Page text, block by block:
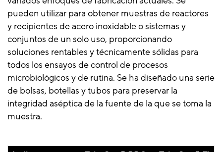
pueden utilizar para obtener muestras de reactores
y recipientes de acero inoxidable o sistemas y
conjuntos de un solo uso, proporcionando
soluciones rentables y técnicamente sólidas para
todos los ensayos de control de procesos
microbiológicos y de rutina. Se ha diseñado una serie
de bolsas, botellas y tubos para preservar la
integridad aséptica de la fuente de la que se toma la
muestra.